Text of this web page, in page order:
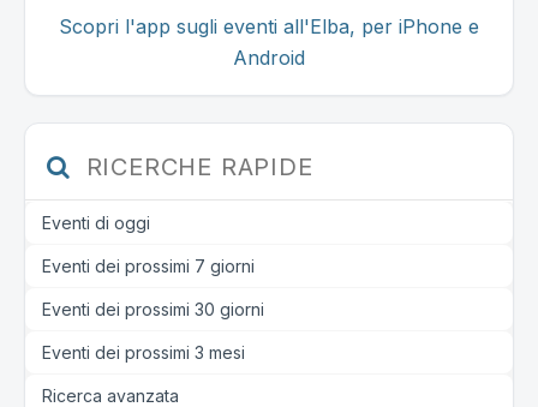
Scopri l'app sugli eventi all'Elba, per iPhone e
Android
RICERCHE RAPIDE
Eventi di oggi
Eventi dei prossimi 7 giorni
Eventi dei prossimi 30 giorni
Eventi dei prossimi 3 mesi
Ricerca avanzata